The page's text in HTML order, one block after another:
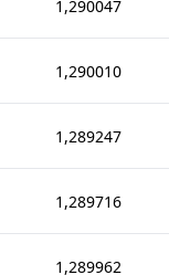
1,290047
1,290010
1,289247
1,289716
1,289962